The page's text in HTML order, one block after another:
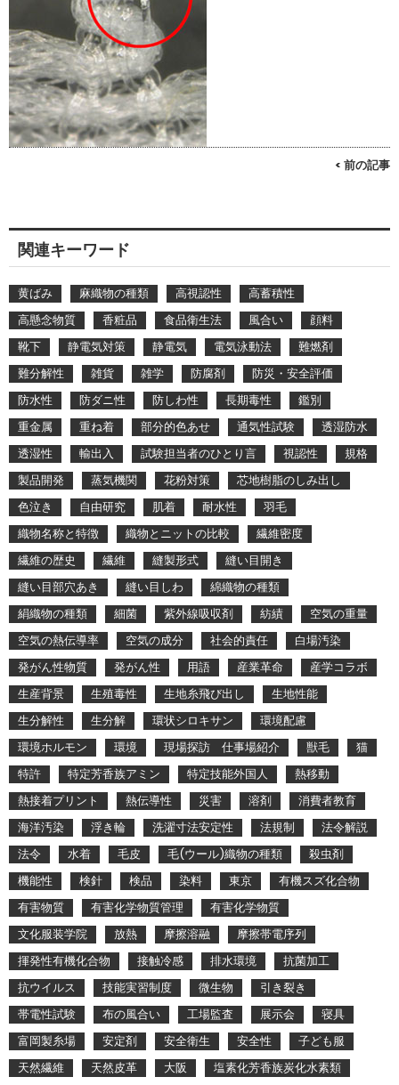
< 前の記事
関連キーワード
黄ばみ 麻織物の種類 高視認性
高蓄積性
高懸念物質
香粧品 食品衛生法 風合い
顔料
靴下
静電気対策 静電気 電気泳動法
難燃剤
難分解性
雑貨 雑学 防腐剤
防災・安全評価
防水性
防ダニ性 防しわ性 長期毒性
鑑別
重金属
重ね着 部分的色あせ 通気性試験
透湿防水
透湿性
輸出入 試験担当者のひとり言 視認性
規格
製品開発
蒸気機関 花粉対策
芯地樹脂のしみ出し
色泣き
自由研究 肌着 耐水性
羽毛
織物名称と特徴
織物とニットの比較
繊維密度
繊維の歴史
繊維 縫製形式
縫い目開き
縫い目部穴あき
縫い目しわ
綿織物の種類
絹織物の種類
細菌 紫外線吸収剤 紡績
空気の重量
空気の熱伝導率
空気の成分 社会的責任
白場汚染
発がん性物質
発がん性 用語 産業革命
産学コラボ
生産背景
生殖毒性 生地糸飛び出し
生地性能
生分解性
生分解 環状シロキサン
環境配慮
環境ホルモン
環境 現場探訪 仕事場紹介 獣毛
猫
特許
特定芳香族アミン 特定技能外国人
熱移動
熱接着プリント
熱伝導性 災害 溶剤
消費者教育
海洋汚染
浮き輪 洗濯寸法安定性 法規制
法令解説
法令
水着 毛皮 毛(ウール)織物の種類
殺虫剤
機能性
検針 検品 染料 東京
有機スズ化合物
有害物質
有害化学物質管理
有害化学物質
文化服装学院
放熱 摩擦溶融
摩擦帯電序列
揮発性有機化合物
接触冷感 排水環境
抗菌加工
抗ウイルス
技能実習制度 微生物
引き裂き
帯電性試験
布の風合い 工場監査 展示会
寝具
富岡製糸場
安定剤 安全衛生 安全性
子ども服
天然繊維
天然皮革 大阪
塩素化芳香族炭化水素類